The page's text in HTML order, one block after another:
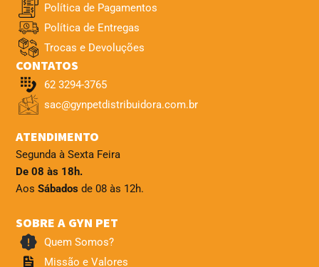
Política de Pagamentos
Política de Entregas
Trocas e Devoluções
CONTATOS
62 3294-3765
sac@gynpetdistribuidora.com.br
ATENDIMENTO
Segunda à Sexta Feira
De 08 às 18h.
Aos Sábados de 08 às 12h.
SOBRE A GYN PET
Quem Somos?
Missão e Valores